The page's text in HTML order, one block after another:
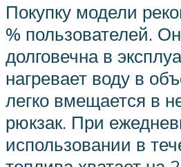
Покупку модели
% пользователей.
долговечна в
нагревает воду в
легко вмещается в
рюкзак. При
использовании в